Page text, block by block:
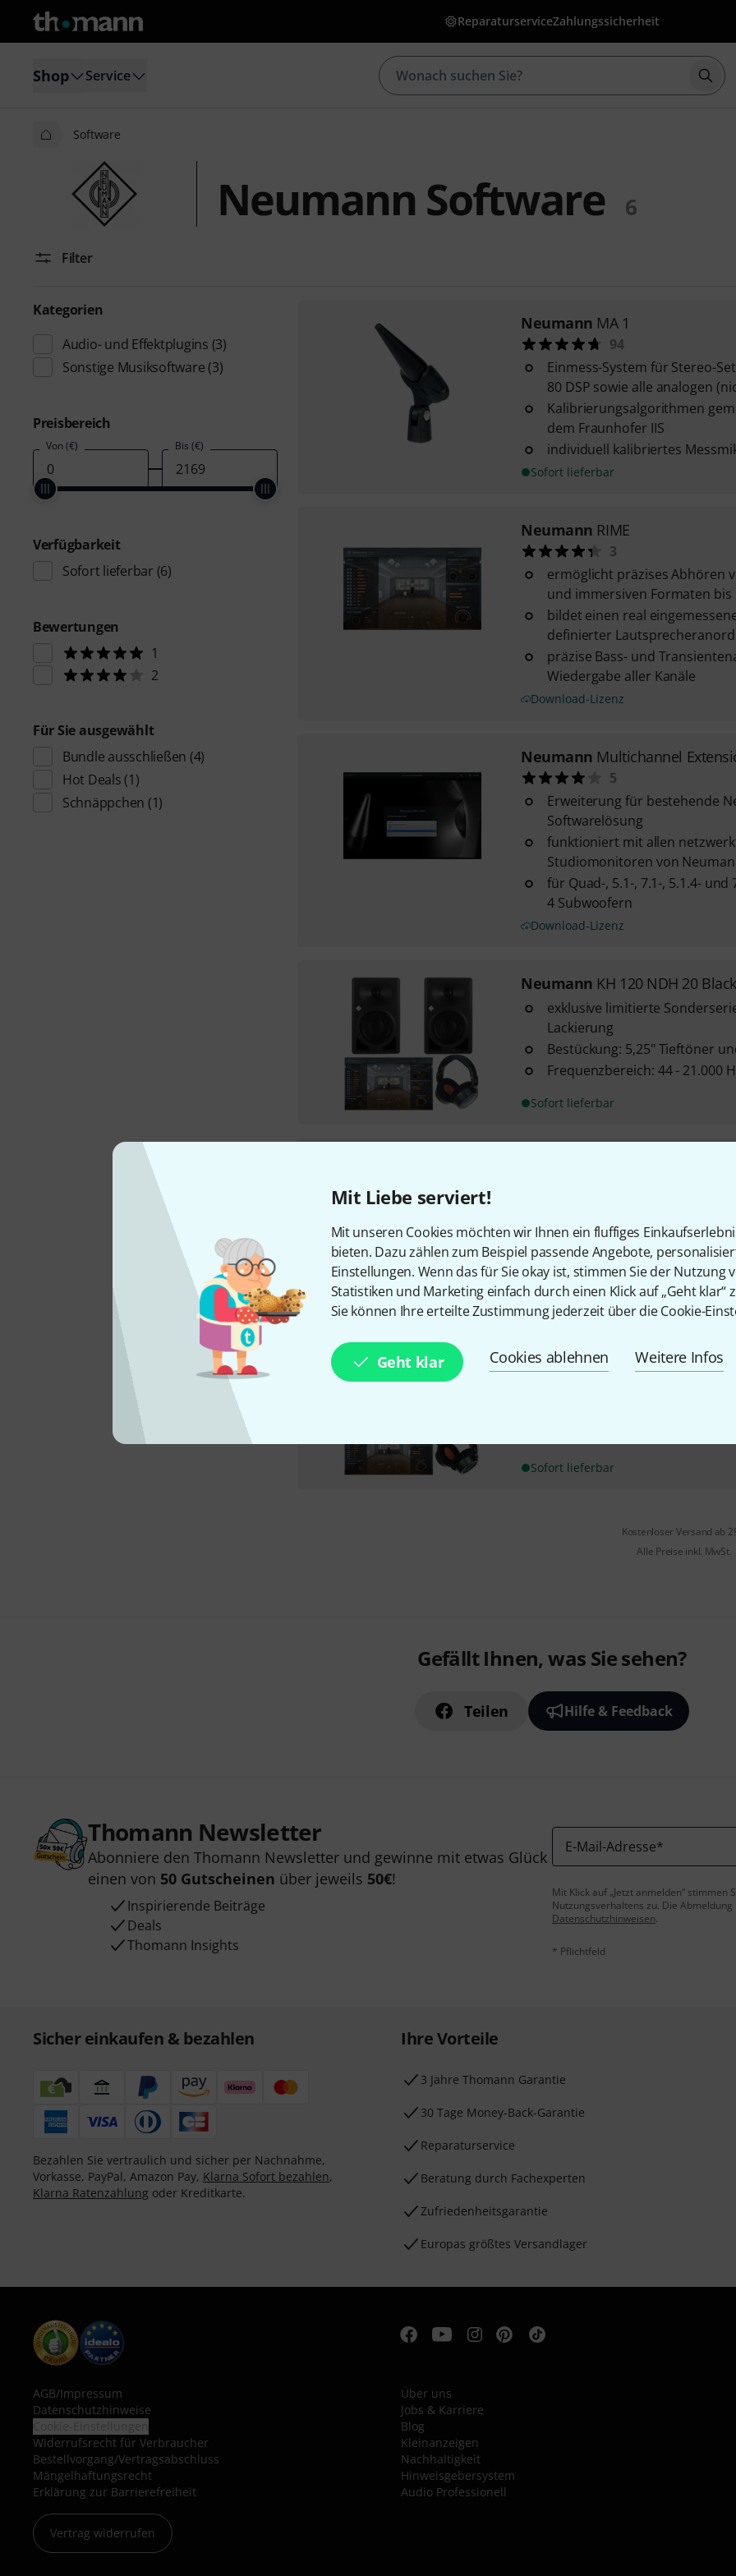
Mit Liebe serviert!
Mit unseren Cookies möchten wir Ihnen ein fluffiges
bieten. Dazu zählen zum Beispiel passende Angebote,
Einstellungen. Wenn das für Sie okay ist, stimmen Sie der Nutzung
Statistiken und Marketing einfach durch einen Klick auf „Geht klar“
Sie können Ihre erteilte Zustimmung jederzeit über die Cookie-
Geht klar Cookies ablehnen Weitere Infos
ReparaturserviceZahlungssicherheit
Shop Service
Software
Neumann Software 6
Filter
Kategorien
Audio- und Effektplugins (3)
Sonstige Musiksoftware (3)
Preisbereich
Von (€) Bis (€)
Verfügbarkeit
Sofort lieferbar (6)
Bewertungen
1
2
Für Sie ausgewählt
Bundle ausschließen (4)
Hot Deals (1)
Schnäppchen (1)
Neumann MA 1
94
Einmess-System für Stereo-
80 DSP sowie alle analogen
Kalibrierungsalgorithmen
dem Fraunhofer IIS
individuell kalibriertes
Sofort lieferbar
Neumann RIME
3
ermöglicht präzises Abhören
und immersiven Formaten bis
bildet einen real
definierter
präzise Bass- und
Wiedergabe aller Kanäle
Download-Lizenz
Neumann Multichannel
5
Erweiterung für bestehende
Softwarelösung
funktioniert mit allen
Studiomonitoren von
für Quad-, 5.1-, 7.1-, 5.1.4-
4 Subwoofern
Download-Lizenz
Neumann KH 120 NDH 20
exklusive limitierte
Lackierung
Bestückung: 5,25" Tieftöner
Frequenzbereich: 44 - 21.000
Sofort lieferbar
Kalibrierungsalgorithmen
dem Fraunhofer IIS
individuell kalibriertes
Sofort lieferbar
Neumann KH 120 NDH 30
exklusive limitierte
Sofort lieferbar
Kostenloser Versand ab
Alle Preise inkl. MwSt.
Gefällt Ihnen, was Sie sehen?
Teilen Hilfe & Feedback
Thomann Newsletter
Abonniere den Thomann Newsletter und gewinne mit etwas Glück
einen von 50 Gutscheinen über jeweils 50€!
Inspirierende Beiträge
Deals
Thomann Insights
E-Mail-Adresse*
Mit Klick auf „Jetzt anmelden“
Nutzungsverhaltens zu. Die
Datenschutzhinweisen.
* Pflichtfeld
Sicher einkaufen & bezahlen
Bezahlen Sie vertraulich und sicher per Nachnahme,
Vorkasse, PayPal, Amazon Pay, Klarna Sofort bezahlen,
Klarna Ratenzahlung oder Kreditkarte.
Ihre Vorteile
3 Jahre Thomann Garantie
30 Tage Money-Back-Garantie
Reparaturservice
Beratung durch Fachexperten
Zufriedenheitsgarantie
Europas größtes Versandlager
AGB/Impressum
Datenschutzhinweise
Widerrufsrecht für Verbraucher
Bestellvorgang/Vertragsabschluss
Mängelhaftungsrecht
Erklärung zur Barrierefreiheit
Vertrag widerrufen
Über uns
Jobs & Karriere
Blog
Kleinanzeigen
Nachhaltigkeit
Hinweisgebersystem
Audio Professionell